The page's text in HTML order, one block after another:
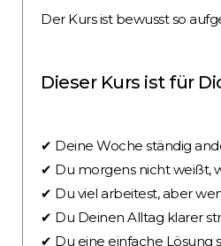
Der Kurs ist bewusst so
Dieser Kurs ist für
✔ Deine Woche ständig
✔ Du morgens nicht weißt,
✔ Du viel arbeitest, aber
✔ Du Deinen Alltag klarer
✔ Du eine einfache Lösung